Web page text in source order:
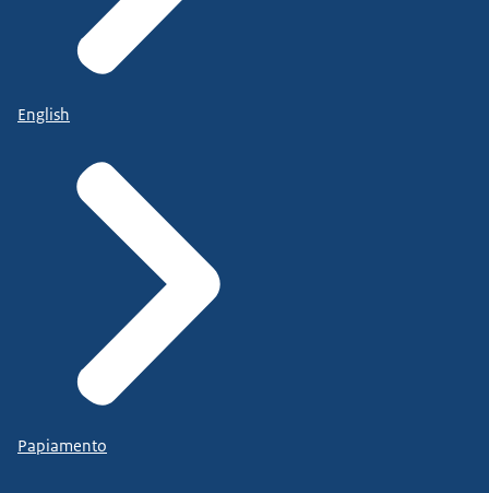
English
Papiamento